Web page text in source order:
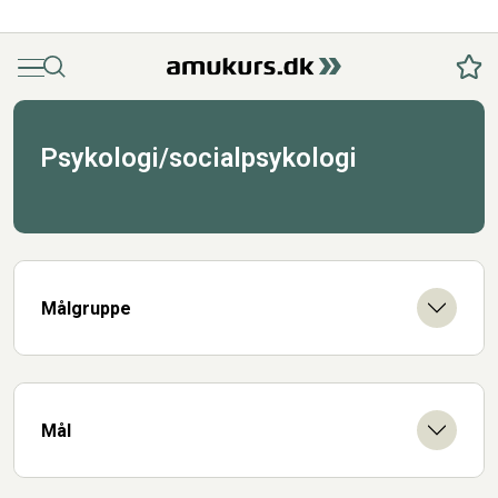
MenuSøg
Psykologi/socialpsykologi
Målgruppe
Mål